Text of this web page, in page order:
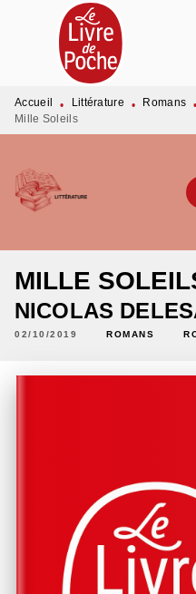
MENU RECHERCHE
PIED DE PAGE
Accueil • Littérature • Romans •
Mille Soleils
MILLE
NICOLAS
02/10/2019 ROMANS